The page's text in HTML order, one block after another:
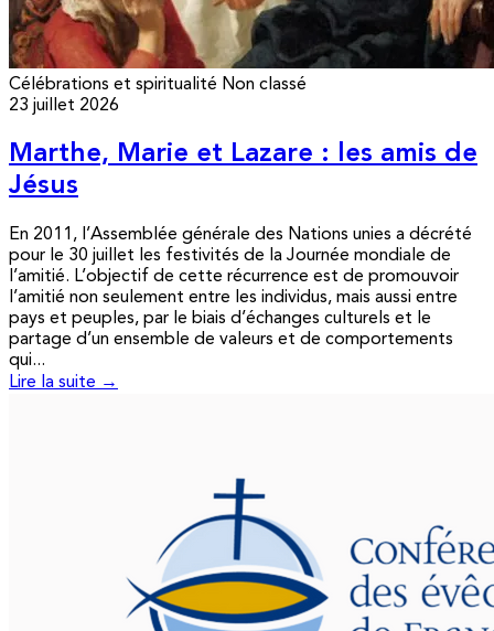
Célébrations et spiritualité Non classé
23 juillet 2026
Marthe, Marie et Lazare : les amis de
Jésus
En 2011, l’Assemblée générale des Nations unies a décrété
pour le 30 juillet les festivités de la Journée mondiale de
l’amitié. L’objectif de cette récurrence est de promouvoir
l’amitié non seulement entre les individus, mais aussi entre
pays et peuples, par le biais d’échanges culturels et le
partage d’un ensemble de valeurs et de comportements
qui...
Lire la suite →